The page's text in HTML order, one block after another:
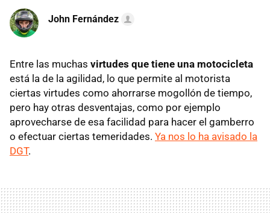
John Fernández
Entre las muchas virtudes que tiene una motocicleta
está la de la agilidad, lo que permite al motorista
ciertas virtudes como ahorrarse mogollón de tiempo,
pero hay otras desventajas, como por ejemplo
aprovecharse de esa facilidad para hacer el gamberro
o efectuar ciertas temeridades. Ya nos lo ha avisado la
DGT.